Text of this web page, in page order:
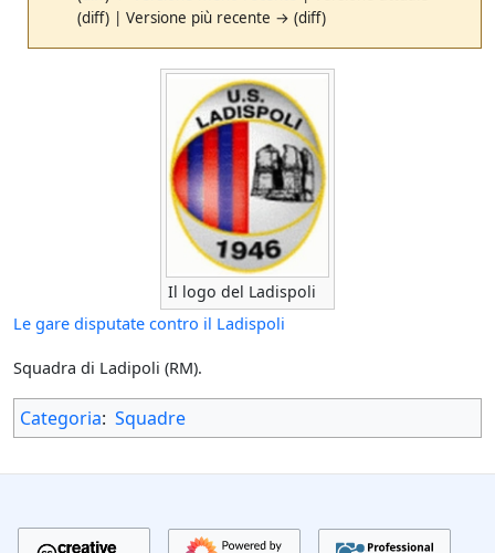
(diff) | Versione più recente → (diff)
Il logo del Ladispoli
Le gare disputate contro il Ladispoli
Squadra di Ladipoli (RM).
Categoria: Squadre